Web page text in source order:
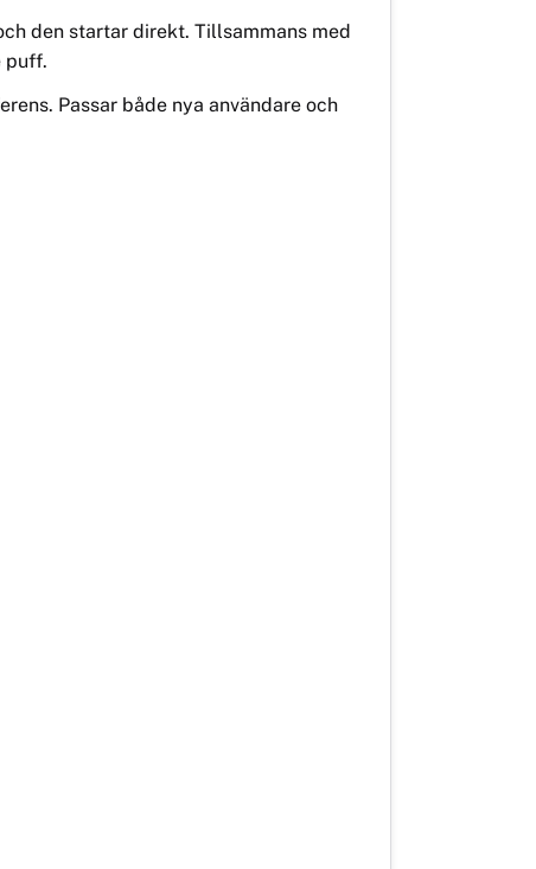
den startar direkt. Tillsammans med
puff.
Passar både nya användare och